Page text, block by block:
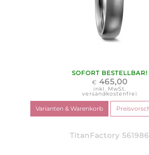
SOFORT BESTELLBAR!
€ 465,00
inkl. MwSt.
versandkostenfrei
TitanFactory 561986